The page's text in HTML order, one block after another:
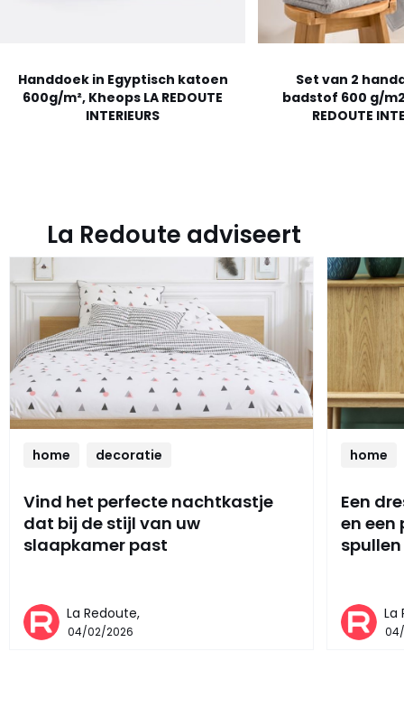
Handdoek in Egyptisch katoen
600g/m², Kheops LA REDOUTE
INTERIEURS
Set van 2
badstof 600 g/
REDOUTE
La Redoute adviseert
home decoratie
Vind het perfecte nachtkastje
dat bij de stijl van uw
slaapkamer past
La Redoute,
04/02/2026
home
Een
en een
spullen
La